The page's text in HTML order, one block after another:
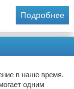
Подробнее
в наше время.
одним